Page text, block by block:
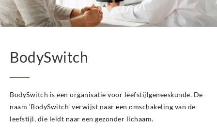
BodySwitch
BodySwitch is een organisatie voor leefstijlgeneeskunde. De
naam ‘BodySwitch’ verwijst naar een omschakeling van de
leefstijl, die leidt naar een gezonder lichaam.